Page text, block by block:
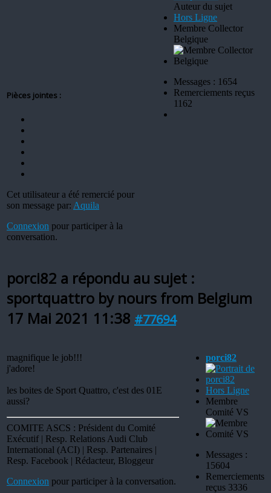
Pièces jointes :
Cet utilisateur a été remercié pour
son message par: Aquila
Connexion pour participer à la
conversation.
Auteur du sujet
Hors Ligne
Membre Collector
Belgique
Messages : 1654
Remerciements reçus
1162
porci82 a répondu au sujet :
sportquattro by nours from Belgium
17 Mai 2021 11:38 #77694
magnifique le job!!!
j'adore!
les boites de Sport Quattro, c'est des 01E
aussi?
COMITE ASCS : Président du Comité
Exécutif | Resp. Relations Audi Club
International (ACI) | Resp. Partenaires |
Resp. Facebook | Rédacteur, Bloggeur
Connexion pour participer à la conversation.
porci82
Hors Ligne
Membre
Comité VS
Messages :
15604
Remerciements
reçus 3336